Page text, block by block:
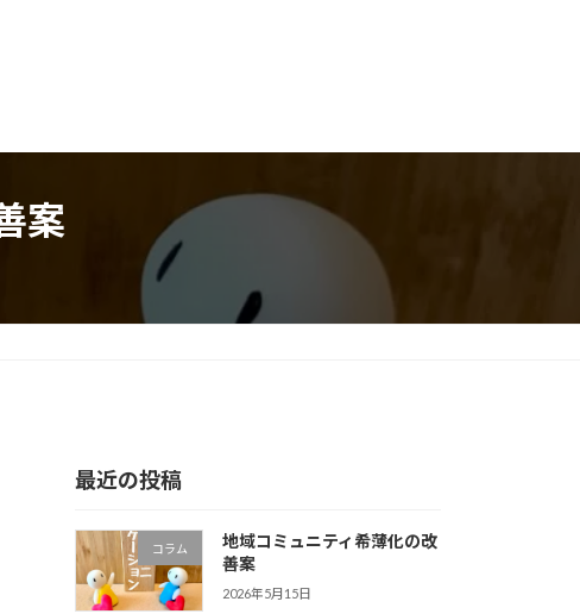
案
最近の投稿
コラム
地域コミュニティ希薄化の改
善案
2026年5月15日